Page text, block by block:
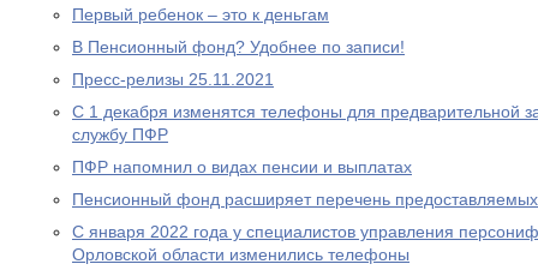
Первый ребенок – это к деньгам
В Пенсионный фонд? Удобнее по записи!
Пресс-релизы 25.11.2021
С 1 декабря изменятся телефоны для предварительной
службу ПФР
ПФР напомнил о видах пенсии и выплатах
Пенсионный фонд расширяет перечень
С января 2022 года у специалистов управления
Орловской области изменились телефоны